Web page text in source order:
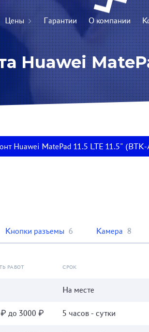
Цены Гарантии О компании
Huawei MatePad 11.5 LTE 11.5"
Кнопки разъемы 6 Камера 8
РАБОТ СРОК
На месте
до 3000 ₽ 5 часов - сутки